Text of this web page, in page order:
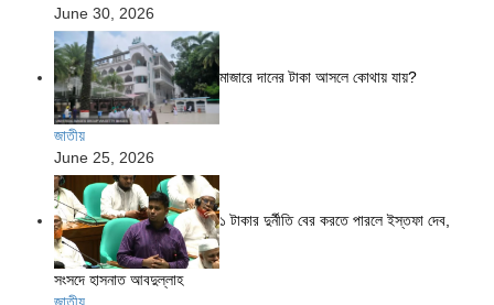
June 30, 2026
মাজারে দানের টাকা আসলে কোথায় যায়?
জাতীয়
June 25, 2026
১ টাকার দুর্নীতি বের করতে পারলে ইস্তফা দেব,
সংসদে হাসনাত আবদুল্লাহ
জাতীয়